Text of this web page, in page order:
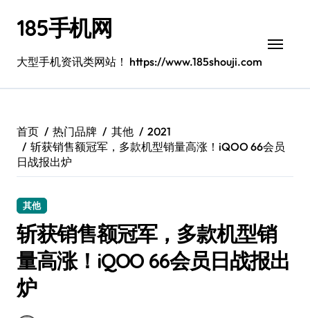
185手机网
大型手机资讯类网站！ https://www.185shouji.com
首页 热门品牌 其他
2021
斩获销售额冠军，多款机型销量高涨！iQOO 66会员
日战报出炉
其他
斩获销售额冠军，多款机型销
量高涨！iQOO 66会员日战报出
炉